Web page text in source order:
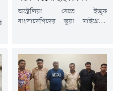
অস্ট্রেলিয়া যেতে ইচ্ছুক
বাংলাদেশিদের ভুয়া মাইগ্রেশন
পরামর্শের জন্য নিবন্ধিত মাইগ্রেশন
এজেন্ট অথবা অস্ট্রেলীয়
আইনজীবীর সেবা নেওয়ার পরামর্শ